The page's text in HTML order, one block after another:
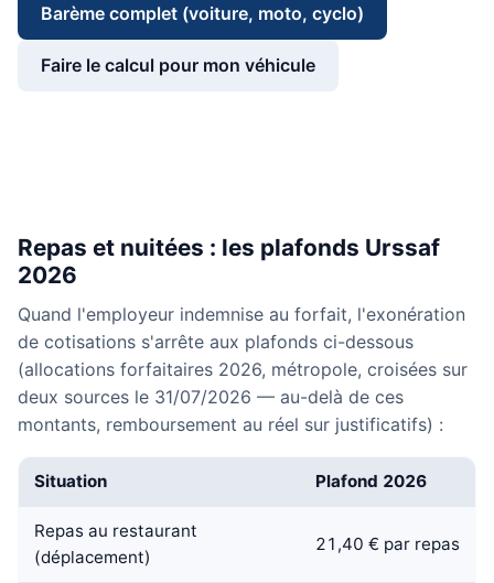
Barème complet (voiture, moto, cyclo)
Faire le calcul pour mon véhicule
Repas et nuitées : les plafonds Urssaf
2026
Quand l'employeur indemnise au forfait, l'exonération
de cotisations s'arrête aux plafonds ci-dessous
(allocations forfaitaires 2026, métropole, croisées sur
deux sources le 31/07/2026 — au-delà de ces
montants, remboursement au réel sur justificatifs) :
Situation Plafond 2026
Repas au restaurant
(déplacement)
21,40 € par repas